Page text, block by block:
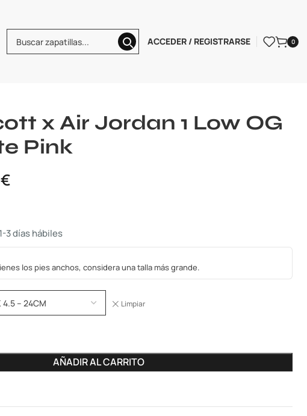
ACCEDER / REGISTRARSE 0
x Air Jordan 1 Low OG
Pink
€
3 días hábiles
los pies anchos, considera una talla más grande.
Limpiar
AÑADIR AL CARRITO